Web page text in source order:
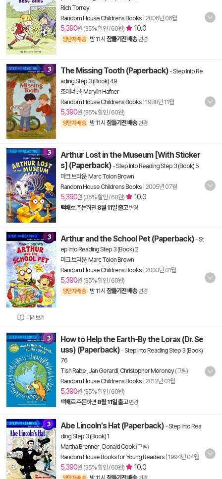
Rich Torrey
Random House Childrens Books 2006년 06월
5,390원 (35% 할인 / 60원) 10.0
양탄자배송 밤 11시 잠들기전 배송 변경
The Missing Tooth (Paperback) -Step Into Re
ading Step 3 (Book) 49
조애너 콜, Marylin Hafner
Random House Childrens Books 1988년 11월
5,390원 (35% 할인 / 60원)
양탄자배송 밤 11시 잠들기전 배송 변경
Arthur Lost in the Museum [With Sticker
s] (Paperback) -Step Into Reading Step 3 (Book) 5
마크 브라운,Marc Tolon Brown
Random House Childrens Books 2005년 07월
5,390원 (35% 할인 / 60원) 10.0
택배로 주문하면 8월 11일 출고 변경
미리보기
Arthur and the School Pet (Paperback) -St
ep Into Reading Step 3 (Book) 2
마크 브라운,Marc Tolon Brown
Random House Childrens Books 2003년 01월
5,390원 (35% 할인 / 60원)
양탄자배송 밤 11시 잠들기전 배송 변경
How to Help the Earth-By the Lorax (Dr. Se
uss) (Paperback) -Step Into Reading Step 3 (Book)
76
Tish Rabe Jan Gerardi Christopher Moroney(그림)
Random House Childrens Books 2012년 01월
5,390원 (35% 할인 / 60원)
택배로 주문하면 8월 11일 출고 변경
Abe Lincoln's Hat (Paperback) -Step Into Rea
ding Step 3 (Book) 1
Martha Brenner, Donald Cook(그림)
Random House Books for Young Readers 1994년 04월
5,390원 (35% 할인 / 60원) 10.0